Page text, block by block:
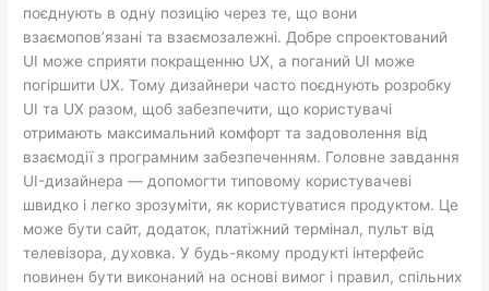
поєднують в одну позицію через те, що вони
взаємопов’язані та взаємозалежні. Добре спроектований
UI може сприяти покращенню UX, а поганий UI може
погіршити UX. Тому дизайнери часто поєднують розробку
UI та UX разом, щоб забезпечити, що користувачі
отримають максимальний комфорт та задоволення від
взаємодії з програмним забезпеченням. Головне завдання
UI-дизайнера — допомогти типовому користувачеві
швидко і легко зрозуміти, як користуватися продуктом. Це
може бути сайт, додаток, платіжний термінал, пульт від
телевізора, духовка. У будь-якому продукті інтерфейс
повинен бути виконаний на основі вимог і правил, спільних